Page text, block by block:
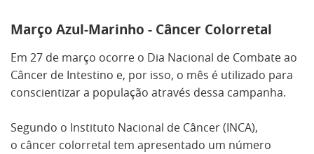
Março Azul-Marinho - Câncer Colorretal
Em 27 de março ocorre o Dia Nacional de Combate ao
Câncer de Intestino e, por isso, o mês é utilizado para
conscientizar a população através dessa campanha.
Segundo o Instituto Nacional de Câncer (INCA),
o câncer colorretal tem apresentado um número